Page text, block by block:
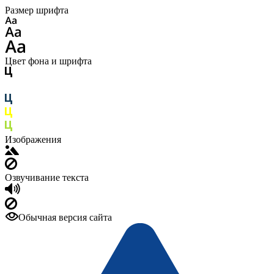
Размер шрифта
Цвет фона и шрифта
Изображения
Озвучивание текста
Обычная версия сайта